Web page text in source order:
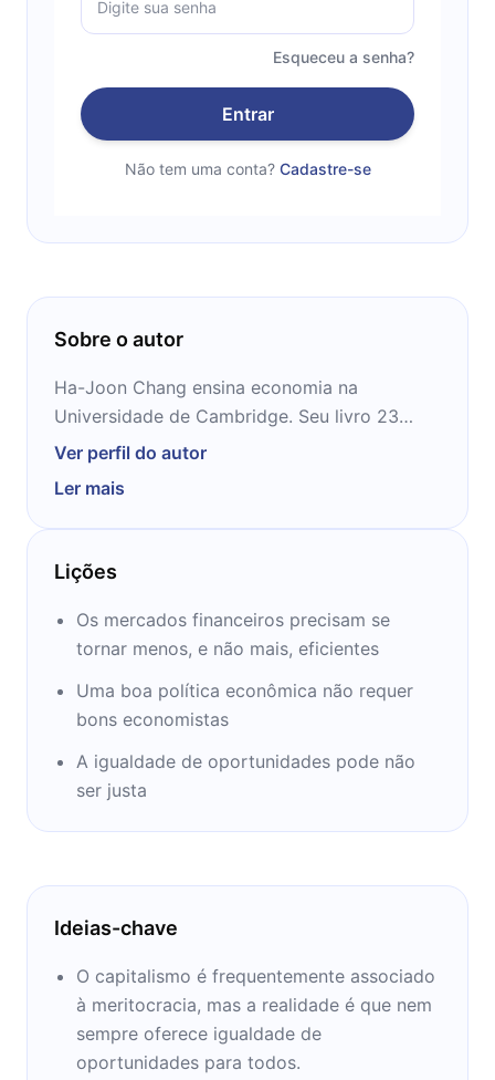
Esqueceu a senha?
Entrar
Não tem uma conta? Cadastre-se
Sobre o autor
Ha-Joon Chang ensina economia na
Universidade de Cambridge. Seu livro 23
coisas que eles não dizer-lhe sobre o
chamado pelo Observer 'um
desmascaramento espirituoso e atempada de
alguns dos maiores mitos que cercam a
economia global.' Ele é um colunista popular
na Guardian, e um crítico vocal das falhas de
nosso sistema econômico.
Ver perfil do autor
Ler mais
Lições
Os mercados financeiros precisam se
tornar menos, e não mais, eficientes
Uma boa política econômica não requer
bons economistas
A igualdade de oportunidades pode não
ser justa
Ideias-chave
O capitalismo é frequentemente associado
à meritocracia, mas a realidade é que nem
sempre oferece igualdade de
oportunidades para todos.